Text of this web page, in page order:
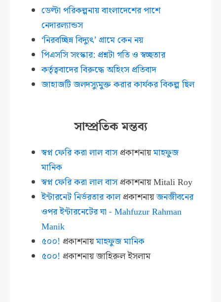
ডেল্টা পরিকল্পনায় বাংলাদেশের পাশে
নেদারল্যান্ডস
‘নিরবচ্ছিন্ন বিদ্যুৎ’ গ্রামে কেন নয়
পিএসসি সংস্কার: প্রশ্নটা গতি ও স্বচ্ছতার
কর্তৃত্ববাদের বিরুদ্ধে অহিংস প্রতিবাদ
জাহাজটি জলদস্যুমুক্ত করার কার্যকর বিকল্প ছিল
সাম্প্রতিক মন্তব্য
স্বপ্ন ফেরি করা লাল বাসপ্রকাশনায়মাহফুজ
মানিক
স্বপ্ন ফেরি করা লাল বাসপ্রকাশনায়Mitali Roy
ইন্টারনেট নির্ভরতার কালপ্রকাশনায়জনজীবনের
ওপর ইন্টারনেটের ঘা - Mahfuzur Rahman
Manik
৫০০! প্রকাশনায়মাহফুজ মানিক
৫০০! প্রকাশনায়জাহিরুল ইসলাম